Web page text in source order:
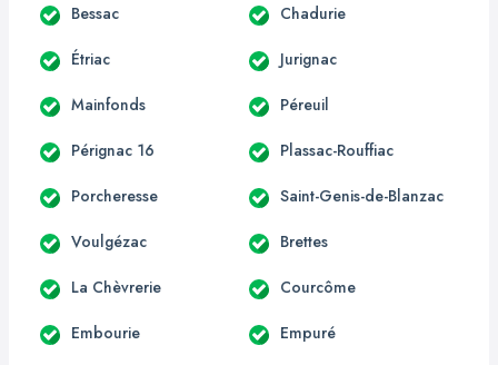
Bessac Chadurie
Étriac Jurignac
Mainfonds Péreuil
Pérignac 16 Plassac-Rouffiac
Porcheresse Saint-Genis-de-Blanzac
Voulgézac Brettes
La Chèvrerie Courcôme
Embourie Empuré